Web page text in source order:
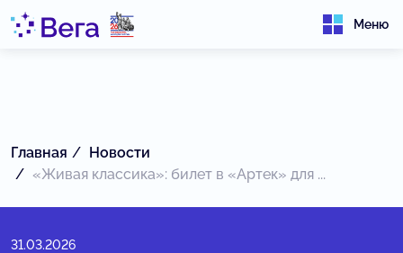
Меню
Главная
Новости
«Живая классика»: билет в «Артек» для ...
31.03.2026